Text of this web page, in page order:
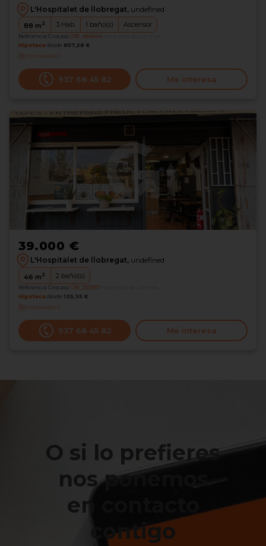
L'Hospitalet de llobregat, undefined
88 m2 3 Hab. 1 baño(s) Ascensor
Referencia Grocasa G18_484044
Hipoteca desde 857,28 €
Interesados0
937 68 45 82 Me interesa
39.000 €
L'Hospitalet de llobregat, undefined
46 m2 2 baño(s)
Referencia Grocasa G18_2035111
Hipoteca desde 125,35 €
Interesados0
937 68 45 82 Me interesa
O si lo prefieres
nos ponemos
en contacto
contigo